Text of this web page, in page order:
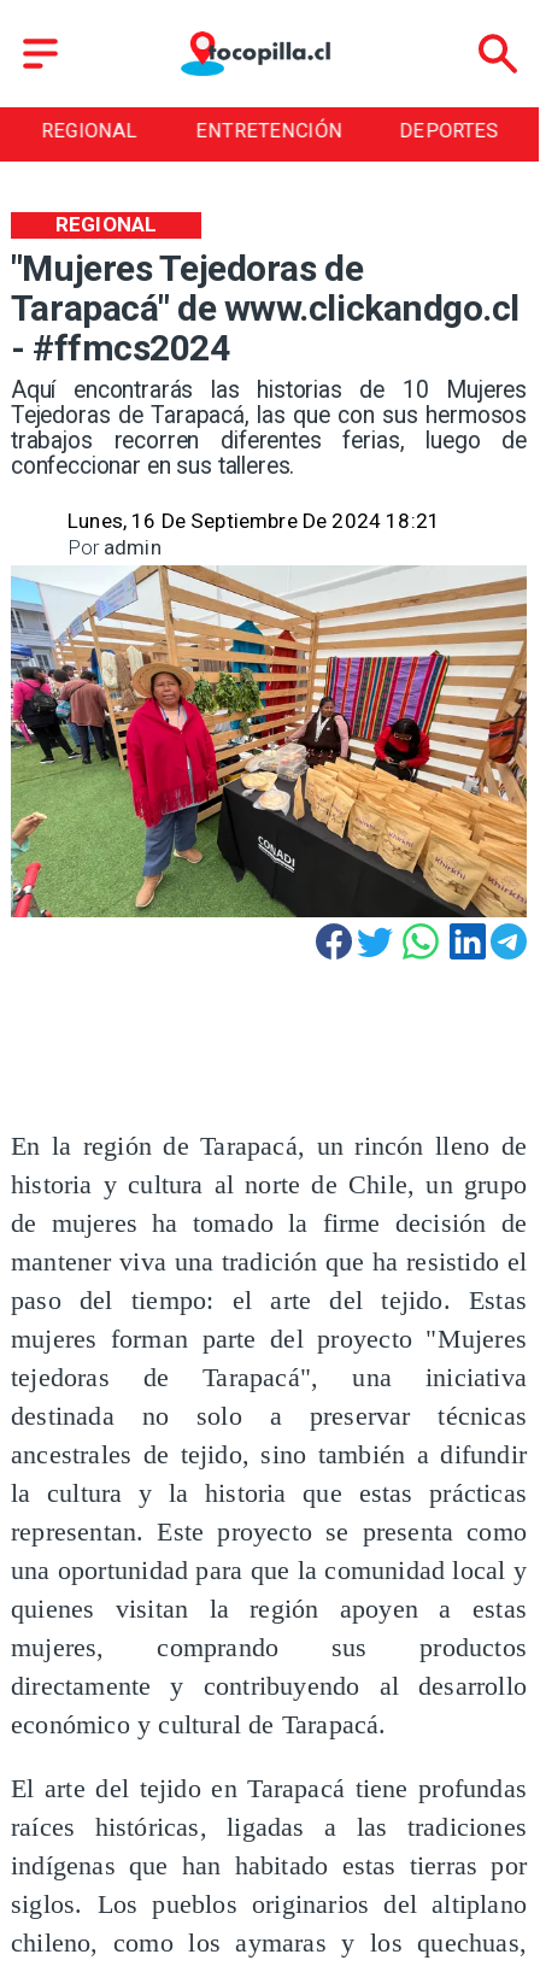
ENTRETENCIÓN DEPORTES CULTURA
"Mujeres Tejedoras de
Tarapacá" de www.clickandgo.cl
- #ffmcs2024
Aquí encontrarás las historias de 10 Mujeres
Tejedoras de Tarapacá, las que con sus hermosos
trabajos recorren diferentes ferias, luego de
confeccionar en sus talleres.
REGIONAL
Lunes, 16 De Septiembre De 2024 18:21
admin
Por
En la región de Tarapacá, un rincón lleno de
historia y cultura al norte de Chile, un grupo
de mujeres ha tomado la firme decisión de
mantener viva una tradición que ha resistido el
paso del tiempo: el arte del tejido. Estas
mujeres forman parte del proyecto "Mujeres
tejedoras de Tarapacá", una iniciativa
destinada no solo a preservar técnicas
ancestrales de tejido, sino también a difundir
la cultura y la historia que estas prácticas
representan. Este proyecto se presenta como
una oportunidad para que la comunidad local y
quienes visitan la región apoyen a estas
mujeres, comprando sus productos
directamente y contribuyendo al desarrollo
económico y cultural de Tarapacá.
El arte del tejido en Tarapacá tiene profundas
raíces históricas, ligadas a las tradiciones
indígenas que han habitado estas tierras por
siglos. Los pueblos originarios del altiplano
chileno, como los aymaras y los quechuas,